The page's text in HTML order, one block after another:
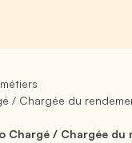
/ Chargée du
Chargé / Chargée du